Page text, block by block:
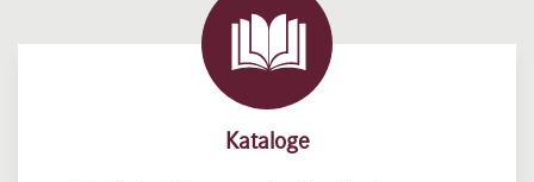
Kataloge